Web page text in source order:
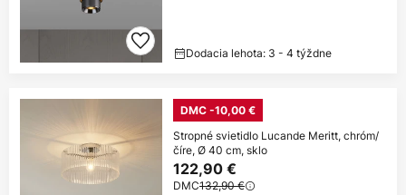
Dodacia lehota: 3 - 4 týždne
DMC -10,00 €
Stropné svietidlo Lucande Meritt, chróm/
číre, Ø 40 cm, sklo
122,90 €
DMC132,90 €